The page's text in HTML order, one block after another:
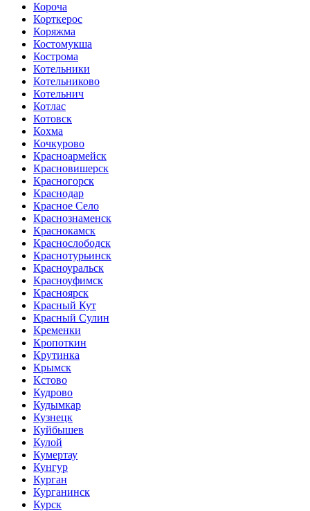
Короча
Корткерос
Коряжма
Костомукша
Кострома
Котельники
Котельниково
Котельнич
Котлас
Котовск
Кохма
Кочкурово
Красноармейск
Красновишерск
Красногорск
Краснодар
Красное Село
Краснознаменск
Краснокамск
Краснослободск
Краснотурьинск
Красноуральск
Красноуфимск
Красноярск
Красный Кут
Красный Сулин
Кременки
Кропоткин
Крутинка
Крымск
Кстово
Кудрово
Кудымкар
Кузнецк
Куйбышев
Кулой
Кумертау
Кунгур
Курган
Курганинск
Курск